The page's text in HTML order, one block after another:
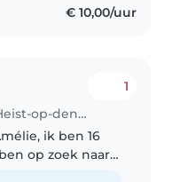
€ 10,00/uur
Babysitter in Heist-op-den-Berg
1
ik ben 16
op zoek naar